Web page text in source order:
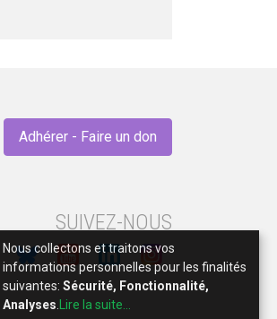
Adhérer - Faire un don
SUIVEZ-NOUS
Nous collectons et traitons vos
informations personnelles pour les finalités
suivantes: Sécurité, Fonctionnalité,
Analyses
Lire la suite...